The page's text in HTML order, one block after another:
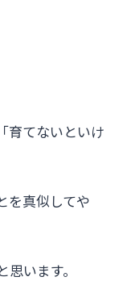
育てないといけ
を真似してや
います。